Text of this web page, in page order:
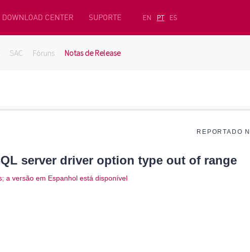
DOWNLOAD CENTER SUPORTE EN PT ES
SAC Fóruns Notas de Release